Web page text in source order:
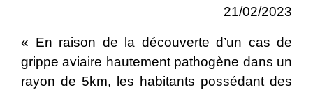
21/02/2023
« En raison de la découverte d’un cas de
grippe aviaire hautement pathogène dans un
rayon de 5km, les habitants possédant des